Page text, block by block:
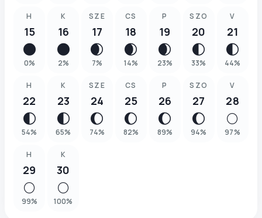
H
15
🌑
0%
K
16
🌑
2%
SZE
17
🌒
7%
CS
18
🌒
14%
P
19
🌒
23%
SZO
20
🌓
33%
V
21
🌓
44%
H
22
🌓
54%
K
23
🌓
65%
SZE
24
🌔
74%
CS
25
🌔
82%
P
26
🌔
89%
SZO
27
🌔
94%
V
28
🌕
97%
H
29
🌕
99%
K
30
🌕
100%